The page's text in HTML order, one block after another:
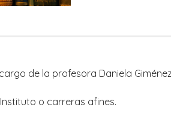
de la profesora Daniela
o carreras afines.